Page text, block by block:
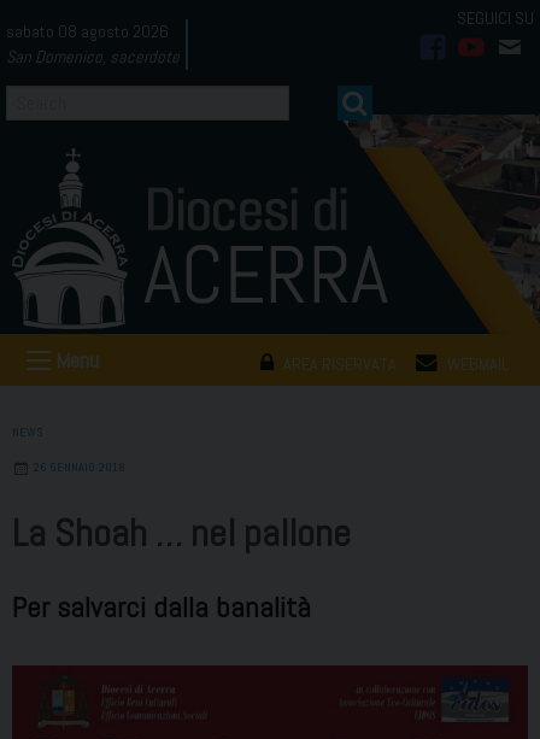
to
content
sabato 08 agosto 2026
San Domenico, sacerdote
AREA RISERVATA WEBMAIL
Menu
NEWS
26 GENNAIO 2018
La Shoah … nel pallone
Per salvarci dalla banalità